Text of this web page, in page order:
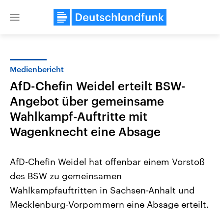
Close
Landtagswahl Sachsen-Anhalt
2026
Alle Informationen
Sachsen-Anhalt wählt am 6.
September 2026 einen neuen
Landtag. Seit 2021 wird das
Hintergründe
Wirtschaftlich und
gehören die Vereinigten
den mächtigsten Ländern
Medienbericht
AfD-Chefin Weidel erteilt BSW-
Angebot über gemeinsame
Wahlkampf-Auftritte mit
Wagenknecht eine Absage
AfD-Chefin Weidel hat offenbar einem Vorstoß
des BSW zu gemeinsamen
Wahlkampfauftritten in Sachsen-Anhalt und
Mecklenburg-Vorpommern eine Absage erteilt.